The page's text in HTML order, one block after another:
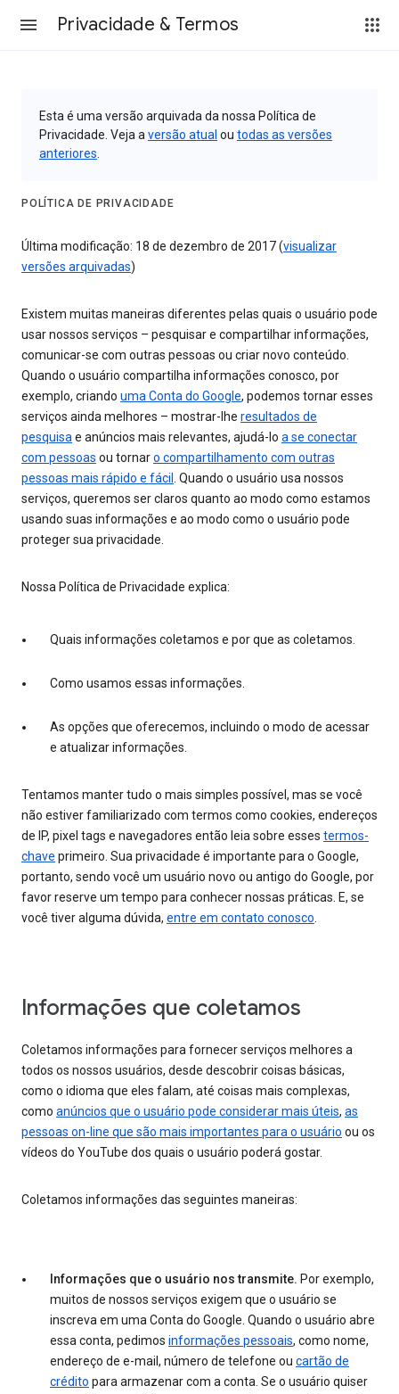
Privacidade & Termos
Esta é uma versão arquivada da nossa Política de
Privacidade. Veja a versão atual ou todas as versões
anteriores
POLÍTICA DE PRIVACIDADE
Última modificação: 18 de dezembro de 2017 (visualizar
versões arquivadas)
Existem muitas maneiras diferentes pelas quais o usuário pode
usar nossos serviços – pesquisar e compartilhar informações,
comunicar-se com outras pessoas ou criar novo conteúdo.
Quando o usuário compartilha informações conosco, por
exemplo, criando uma Conta do Google, podemos tornar esses
serviços ainda melhores – mostrar-lhe resultados de
pesquisae anúncios mais relevantes, ajudá-lo a se conectar
com pessoas ou tornaro compartilhamento com outras
pessoas mais rápido e fácil . Quando o usuário usa nossos
serviços, queremos ser claros quanto ao modo como estamos
usando suas informações e ao modo como o usuário pode
proteger sua privacidade.
Nossa Política de Privacidade explica:
Quais informações coletamos e por que as coletamos.
Como usamos essas informações.
As opções que oferecemos, incluindo o modo de acessar
e atualizar informações.
Tentamos manter tudo o mais simples possível, mas se você
não estiver familiarizado com termos como cookies, endereços
de IP, pixel tags e navegadores então leia sobre esses termos-
chave primeiro. Sua privacidade é importante para o Google,
portanto, sendo você um usuário novo ou antigo do Google, por
favor reserve um tempo para conhecer nossas práticas. E, se
você tiver alguma dúvida, entre em contato conosco.
Informações que coletamos
Coletamos informações para fornecer serviços melhores a
todos os nossos usuários, desde descobrir coisas básicas,
como o idioma que eles falam, até coisas mais complexas,
como anúncios que o usuário pode considerar mais úteis, as
pessoas on-line que são mais importantes para o usuário ou os
vídeos do YouTube dos quais o usuário poderá gostar.
Coletamos informações das seguintes maneiras:
Informações que o usuário nos transmite. Por exemplo,
muitos de nossos serviços exigem que o usuário se
inscreva em uma Conta do Google. Quando o usuário abre
essa conta, pedimos informações pessoais, como nome,
endereço de e-mail, número de telefone ou cartão de
crédito para armazenar com a conta. Se o usuário quiser